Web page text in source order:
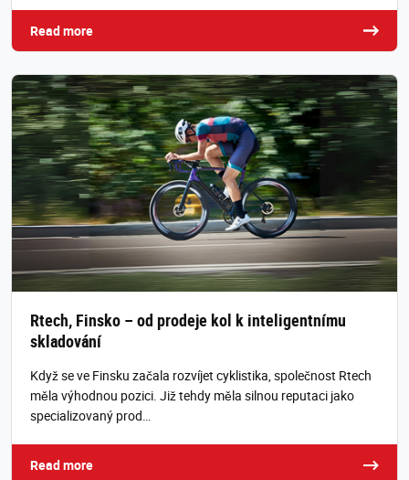
Read more
Rtech, Finsko – od prodeje kol k inteligentnímu
skladování
Když se ve Finsku začala rozvíjet cyklistika, společnost Rtech
měla výhodnou pozici. Již tehdy měla silnou reputaci jako
specializovaný prod…
Read more